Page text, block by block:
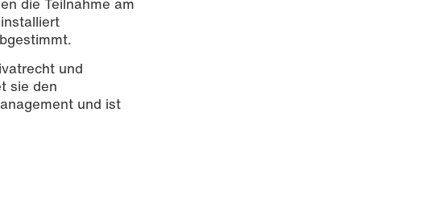
und
sie den
und ist